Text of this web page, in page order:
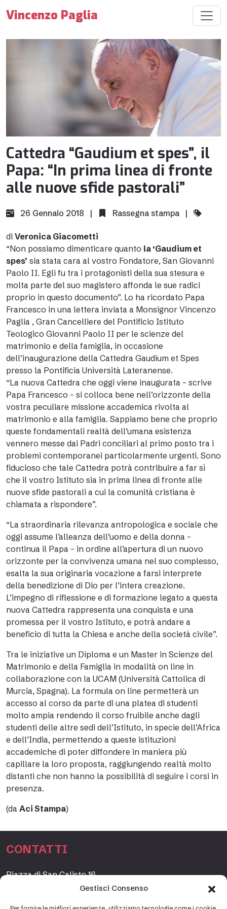
Gestisci Consenso
Vincenzo Paglia
Cattedra “Gaudium et spes”, il
Papa: “In prima linea di fronte
alle nuove sfide pastorali”
26 Gennaio 2018 | Rassegna stampa |
di Veronica Giacometti
“Non possiamo dimenticare quanto la ‘Gaudium et
spes’ sia stata cara al vostro Fondatore, San Giovanni
Paolo II. Egli fu tra i protagonisti della sua stesura e
molta parte del suo magistero affonda le sue radici
proprio in questo documento”. Lo ha ricordato Papa
Francesco in una lettera inviata a Monsignor Vincenzo
Paglia , Gran Cancelliere del Pontificio Istituto
Teologico Giovanni Paolo II per le scienze del
matrimonio e della famiglia, in occasione
dell’inaugurazione della Cattedra Gaudium et Spes
presso la Pontificia Università Lateranense.
“La nuova Cattedra che oggi viene inaugurata – scrive
Papa Francesco – si colloca bene nell’orizzonte della
vostra peculiare missione accademica rivolta al
matrimonio e alla famiglia. Sappiamo bene che proprio
queste fondamentali realtà dell’umana esistenza
vennero messe dai Padri conciliari al primo posto tra i
problemi contemporanei particolarmente urgenti. Sono
fiducioso che tale Cattedra potrà contribuire a far sì
che il vostro Istituto sia in prima linea di fronte alle
nuove sfide pastorali a cui la comunità cristiana è
chiamata a rispondere”.
“La straordinaria rilevanza antropologica e sociale che
oggi assume l’alleanza dell’uomo e della donna –
continua il Papa – in ordine all’apertura di un nuovo
orizzonte per la convivenza umana nel suo complesso,
esalta la sua originaria vocazione a farsi interprete
della benedizione di Dio per l’intera creazione.
L’impegno di riflessione e di formazione legato a questa
nuova Cattedra rappresenta una conquista e una
promessa per il vostro Istituto, e potrà andare a
beneficio di tutta la Chiesa e anche della società civile”.
Tra le iniziative un Diploma e un Master in Scienze del
Matrimonio e della Famiglia in modalità on line in
collaborazione con la UCAM (Università Cattolica di
Murcia, Spagna). La formula on line permetterà un
accesso al corso da parte di una platea di studenti
molto ampia rendendo il corso fruibile anche dagli
studenti delle altre sedi dell’Istituto, in specie dell’Africa
e dell’India, permettendo a queste istituzioni
accademiche di poter diffondere in maniera più
capillare la loro proposta, raggiungendo realtà molto
distanti che non hanno la possibilità di seguire i corsi in
presenza.
(da Aci Stampa)
CONTATTI
Piazza di San Calisto 16,
www.fondazioneetagrande.org